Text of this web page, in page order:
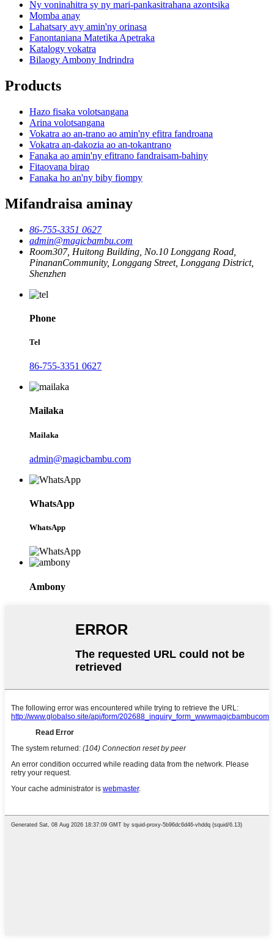
Ny voninahitra sy ny mari-pankasitrahana azontsika
Momba anay
Lahatsary avy amin'ny orinasa
Fanontaniana Matetika Apetraka
Katalogy vokatra
Bilaogy Ambony Indrindra
Products
Hazo fisaka volotsangana
Arina volotsangana
Vokatra ao an-trano ao amin'ny efitra fandroana
Vokatra an-dakozia ao an-tokantrano
Fanaka ao amin'ny efitrano fandraisam-bahiny
Fitaovana birao
Fanaka ho an'ny biby fiompy
Mifandraisa aminay
86-755-3351 0627
admin@magicbambu.com
Room307, Huitong Building, No.10 Longgang Road,
PinananCommunity, Longgang Street, Longgang District,
Shenzhen
Phone
Tel
86-755-3351 0627
Mailaka
Mailaka
admin@magicbambu.com
WhatsApp
WhatsApp
Ambony